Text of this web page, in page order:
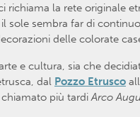
richiama la rete originale
sole sembra far di
delle colorate
e cultura, sia che
dal Pozzo Etrusco
più tardiArco